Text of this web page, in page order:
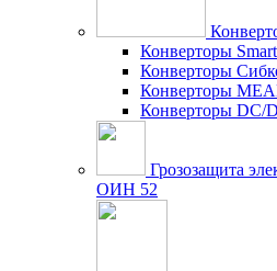
Конверторы
Конверторы
Конверторы
Конверторы DC/
Грозозащита
ОИН 52